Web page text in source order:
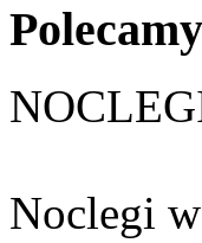
Polecamy
Noclegi